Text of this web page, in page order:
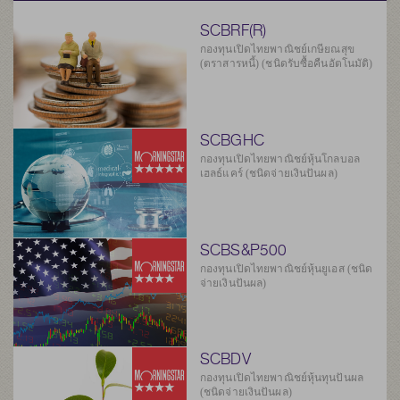
SCBRF(R)
กองทุนเปิดไทยพาณิชย์เกษียณสุข
(ตราสารหนี้) (ชนิดรับซื้อคืนอัตโนมัติ)
SCBGHC
กองทุนเปิดไทยพาณิชย์หุ้นโกลบอล
เฮลธ์แคร์ (ชนิดจ่ายเงินปันผล)
SCBS&P500
กองทุนเปิดไทยพาณิชย์หุ้นยูเอส (ชนิด
จ่ายเงินปันผล)
SCBDV
กองทุนเปิดไทยพาณิชย์หุ้นทุนปันผล
(ชนิดจ่ายเงินปันผล)